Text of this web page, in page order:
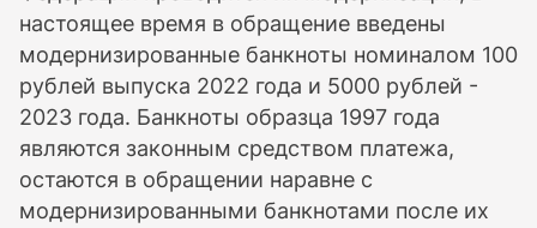
настоящее время в обращение введены
модернизированные банкноты номиналом 100
рублей выпуска 2022 года и 5000 рублей -
2023 года. Банкноты образца 1997 года
являются законным средством платежа,
остаются в обращении наравне с
модернизированными банкнотами после их